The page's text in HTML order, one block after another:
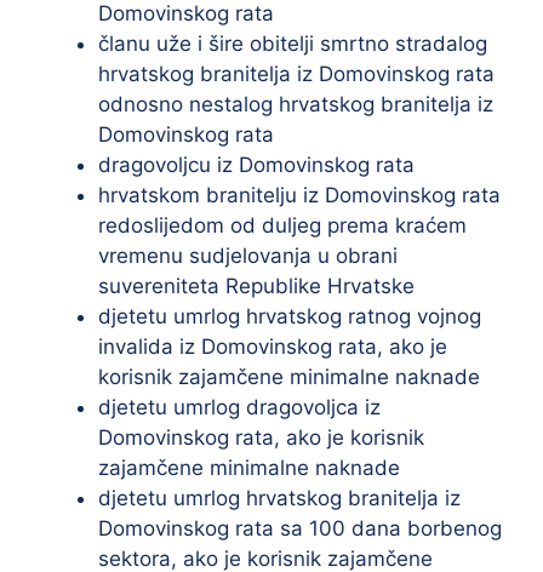
Domovinskog rata
članu uže i šire obitelji smrtno stradalog
hrvatskog branitelja iz Domovinskog rata
odnosno nestalog hrvatskog branitelja iz
Domovinskog rata
dragovoljcu iz Domovinskog rata
hrvatskom branitelju iz Domovinskog rata
redoslijedom od duljeg prema kraćem
vremenu sudjelovanja u obrani
suvereniteta Republike Hrvatske
djetetu umrlog hrvatskog ratnog vojnog
invalida iz Domovinskog rata, ako je
korisnik zajamčene minimalne naknade
djetetu umrlog dragovoljca iz
Domovinskog rata, ako je korisnik
zajamčene minimalne naknade
djetetu umrlog hrvatskog branitelja iz
Domovinskog rata sa 100 dana borbenog
sektora, ako je korisnik zajamčene